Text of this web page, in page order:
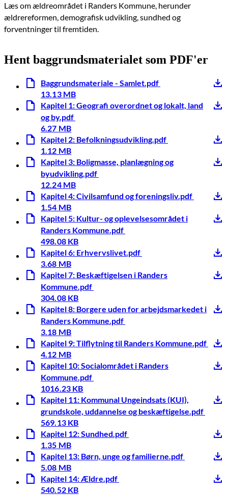
Læs om ældreområdet i Randers Kommune, herunder
ældrereformen, demografisk udvikling, sundhed og
forventninger til fremtiden.
Hent baggrundsmaterialet som PDF'er
Baggrundsmateriale - Samlet.pdf
13.13 MB
Kapitel 1: Geografi overordnet og lokalt, land
og by.pdf
6.27 MB
Kapitel 2: Befolkningsudvikling.pdf
1.12 MB
Kapitel 3: Boligmasse, planlægning og
byudvikling.pdf
12.24 MB
Kapitel 4: Civilsamfund og foreningsliv.pdf
1.54 MB
Kapitel 5: Kultur- og oplevelsesområdet i
Randers Kommune.pdf
498.08 KB
Kapitel 6: Erhvervslivet.pdf
3.68 MB
Kapitel 7: Beskæftigelsen i Randers
Kommune.pdf
304.08 KB
Kapitel 8: Borgere uden for arbejdsmarkedet i
Randers Kommune.pdf
3.18 MB
Kapitel 9: Tilflytning til Randers Kommune.pdf
4.12 MB
Kapitel 10: Socialområdet i Randers
Kommune.pdf
1016.23 KB
Kapitel 11: Kommunal Ungeindsats (KUI),
grundskole, uddannelse og beskæftigelse.pdf
569.13 KB
Kapitel 12: Sundhed.pdf
1.35 MB
Kapitel 13: Børn, unge og familierne.pdf
5.08 MB
Kapitel 14: Ældre.pdf
540.52 KB